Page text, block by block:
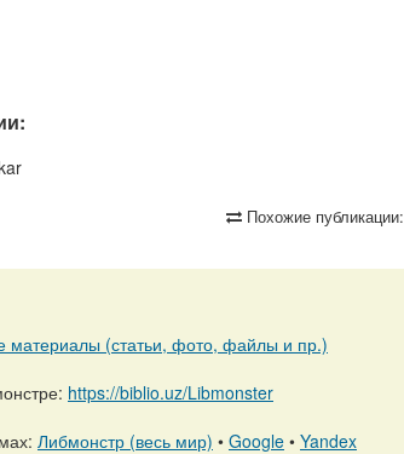
Похожие публикации:
материалы (статьи, фото, файлы и пр.)
https://biblio.uz/Libmonster
Либмонстр (весь мир) • Google • Yandex